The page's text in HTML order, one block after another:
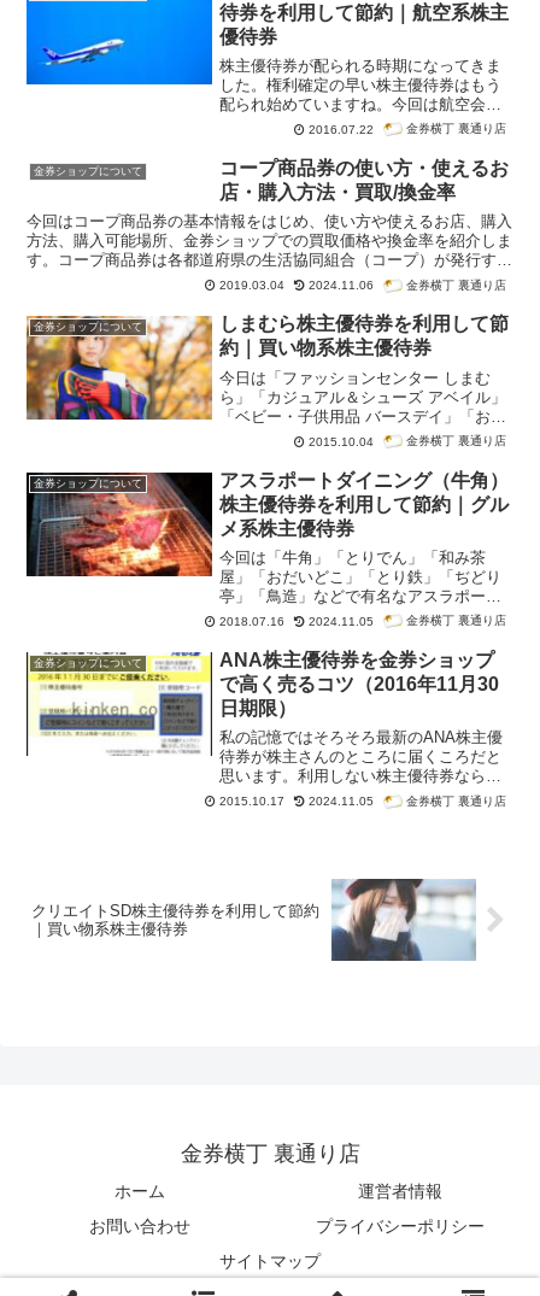
待券を利用して節約｜航空系株主
優待券
株主優待券が配られる時期になってきま
した。権利確定の早い株主優待券はもう
配られ始めていますね。今回は航空会社
で有名なオリエンタルエアブリッジの株
2016.07.22 金券横丁 裏通り店
金券ショップについて
コープ商品券の使い方・使えるお
店・購入方法・買取/換金率
今回はコープ商品券の基本情報をはじめ、使い方や使えるお店、購入
方法、購入可能場所、金券ショップでの買取価格や換金率を紹介しま
す。コープ商品券は各都道府県の生活協同組合（コープ）が発行する
商品券で、同一県内のコープ店舗などで利用できます。商品券の発行
は、各コープの判断となるので、商品券を発行していないコープも
多々あります。購入できる地域が限定されるので、金券ショップで購
入するのはかなり難しい商品券となりますが、買取・換金は比較的簡
単にできます。換金率は90％～97.5％程度です。ちなみに、換金率は
コープこうべ商品券の金額を参考に算出しています。
2019.03.04 2024.11.06 金券横丁 裏通り店
金券ショップについて
しまむら株主優待券を利用して節
約｜買い物系株主優待券
今日は「ファッションセンター しまむ
ら」「カジュアル＆シューズ アベイル」
「ベビー・子供用品 バースデイ」「おし
ゃれな生活空間 シャンブル」「おしゃれ
シューズ ディバロ」で有名なしまむらの
株主優待券を紹介します。
2015.10.04 金券横丁 裏通り店
金券ショップについて
アスラポートダイニング（牛角）
株主優待券を利用して節約｜グル
メ系株主優待券
今回は「牛角」「とりでん」「和み茶
屋」「おだいどこ」「とり鉄」「ぢどり
亭」「鳥造」などで有名なアスラポート
ダイニングの株主優待券を紹介します。
2018.07.16 2024.11.05 金券横丁 裏通り店
金券ショップについて
ANA株主優待券を金券ショップ
で高く売るコツ（2016年11月30
日期限）
私の記憶ではそろそろ最新のANA株主優
待券が株主さんのところに届くころだと
思います。利用しない株主優待券なら、
できるだけ高く売りたいですよね。そん
な需要があると思ったので、2015年最新
2015.10.17 2024.11.05 金券横丁 裏通り店
クリエイトSD株主優待券を利用して節約
｜買い物系株主優待券
金券横丁 裏通り店
ホーム
運営者情報
お問い合わせ
プライバシーポリシー
サイトマップ